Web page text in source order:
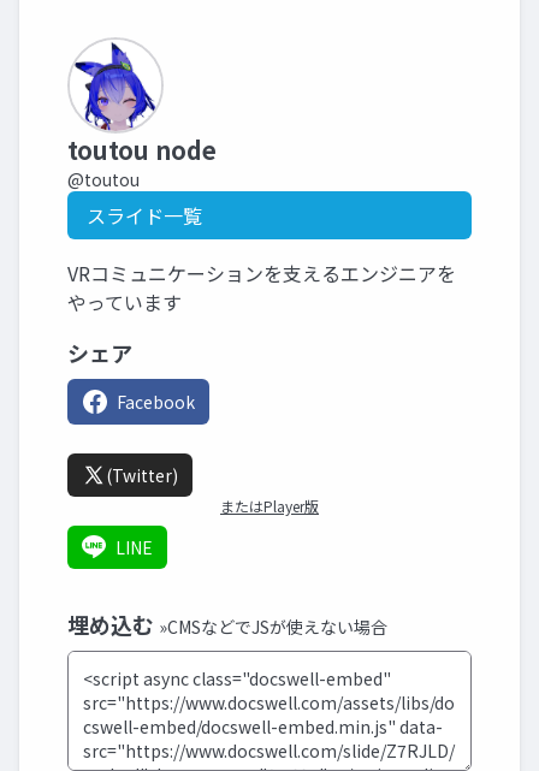
toutou node
@toutou
スライド一覧
VRコミュニケーションを支えるエンジニアを
やっています
シェア
Facebook
(Twitter)
またはPlayer版
LINE
埋め込む »CMSなどでJSが使えない場合